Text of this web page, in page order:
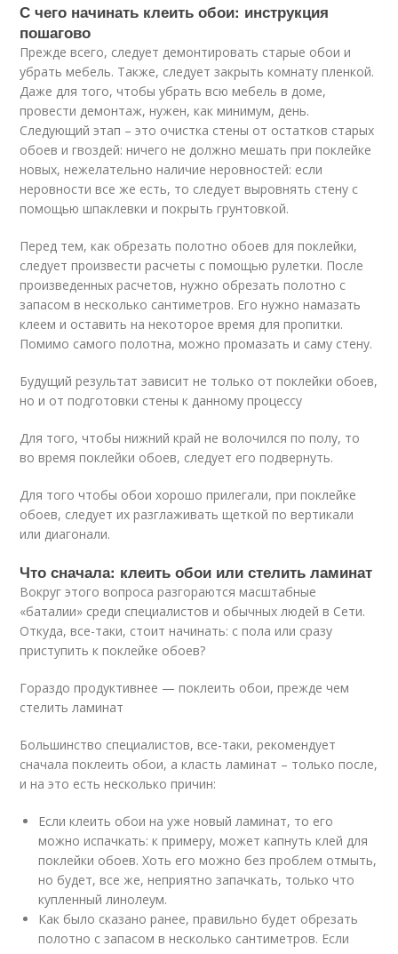
С чего начинать клеить обои: инструкция
пошагово
Прежде всего, следует демонтировать старые обои и
убрать мебель. Также, следует закрыть комнату пленкой.
Даже для того, чтобы убрать всю мебель в доме,
провести демонтаж, нужен, как минимум, день.
Следующий этап – это очистка стены от остатков старых
обоев и гвоздей: ничего не должно мешать при поклейке
новых, нежелательно наличие неровностей: если
неровности все же есть, то следует выровнять стену с
помощью шпаклевки и покрыть грунтовкой.
Перед тем, как обрезать полотно обоев для поклейки,
следует произвести расчеты с помощью рулетки. После
произведенных расчетов, нужно обрезать полотно с
запасом в несколько сантиметров. Его нужно намазать
клеем и оставить на некоторое время для пропитки.
Помимо самого полотна, можно промазать и саму стену.
Будущий результат зависит не только от поклейки обоев,
но и от подготовки стены к данному процессу
Для того, чтобы нижний край не волочился по полу, то
во время поклейки обоев, следует его подвернуть.
Для того чтобы обои хорошо прилегали, при поклейке
обоев, следует их разглаживать щеткой по вертикали
или диагонали.
Что сначала: клеить обои или стелить ламинат
Вокруг этого вопроса разгораются масштабные
«баталии» среди специалистов и обычных людей в Сети.
Откуда, все-таки, стоит начинать: с пола или сразу
приступить к поклейке обоев?
Гораздо продуктивнее — поклеить обои, прежде чем
стелить ламинат
Большинство специалистов, все-таки, рекомендует
сначала поклеить обои, а класть ламинат – только после,
и на это есть несколько причин:
Если клеить обои на уже новый ламинат, то его
можно испачкать: к примеру, может капнуть клей для
поклейки обоев. Хоть его можно без проблем отмыть,
но будет, все же, неприятно запачкать, только что
купленный линолеум.
Как было сказано ранее, правильно будет обрезать
полотно с запасом в несколько сантиметров. Если